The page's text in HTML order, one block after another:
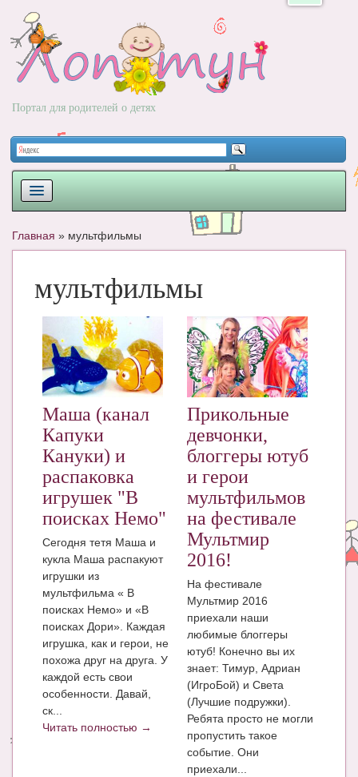
Портал для родителей о детях
НОВОРОЖДЕННЫЙ
РАЗВИТИЕ
ВОПРОС-ОТВЕТ
КНИГИ
Рекомендовано
ПСИХОЛОГИЯ
МОДА И КРАСОТА
КОНКУРСЫ
СООБЩЕСТВА
БЕРЕМЕННОСТЬ
Календарь беременности
Главная » мультфильмы
мультфильмы
Маша (канал
Капуки
Кануки) и
распаковка
игрушек "В
поисках Немо"
Сегодня тетя Маша и
кукла Маша распакуют
игрушки из
мультфильма « В
поисках Немо» и «В
поисках Дори». Каждая
игрушка, как и герои, не
похожа друг на друга. У
каждой есть свои
особенности. Давай,
ск...
Читать полностью →
Прикольные
девчонки,
блоггеры ютуб
и герои
мультфильмов
на фестивале
Мультмир
2016!
На фестивале
Мультмир 2016
приехали наши
любимые блоггеры
ютуб! Конечно вы их
знает: Тимур, Адриан
(ИгроБой) и Света
(Лучшие подружки).
Ребята просто не могли
пропустить такое
событие. Они
приехали...